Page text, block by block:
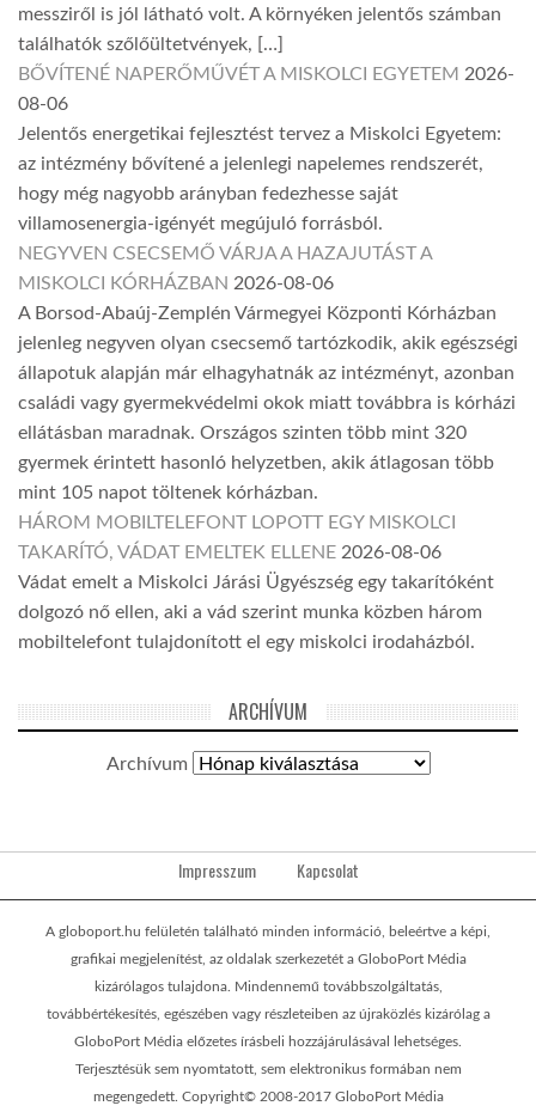
messziről is jól látható volt. A környéken jelentős számban
találhatók szőlőültetvények, […]
BŐVÍTENÉ NAPERŐMŰVÉT A MISKOLCI EGYETEM 2026-
08-06
Jelentős energetikai fejlesztést tervez a Miskolci Egyetem:
az intézmény bővítené a jelenlegi napelemes rendszerét,
hogy még nagyobb arányban fedezhesse saját
villamosenergia-igényét megújuló forrásból.
NEGYVEN CSECSEMŐ VÁRJA A HAZAJUTÁST A
MISKOLCI KÓRHÁZBAN 2026-08-06
A Borsod-Abaúj-Zemplén Vármegyei Központi Kórházban
jelenleg negyven olyan csecsemő tartózkodik, akik egészségi
állapotuk alapján már elhagyhatnák az intézményt, azonban
családi vagy gyermekvédelmi okok miatt továbbra is kórházi
ellátásban maradnak. Országos szinten több mint 320
gyermek érintett hasonló helyzetben, akik átlagosan több
mint 105 napot töltenek kórházban.
HÁROM MOBILTELEFONT LOPOTT EGY MISKOLCI
TAKARÍTÓ, VÁDAT EMELTEK ELLENE 2026-08-06
Vádat emelt a Miskolci Járási Ügyészség egy takarítóként
dolgozó nő ellen, aki a vád szerint munka közben három
mobiltelefont tulajdonított el egy miskolci irodaházból.
ARCHÍVUM
Archívum
Impresszum Kapcsolat
A globoport.hu felületén található minden információ, beleértve a képi,
grafikai megjelenítést, az oldalak szerkezetét a GloboPort Média
kizárólagos tulajdona. Mindennemű továbbszolgáltatás,
továbbértékesítés, egészében vagy részleteiben az újraközlés kizárólag a
GloboPort Média előzetes írásbeli hozzájárulásával lehetséges.
Terjesztésük sem nyomtatott, sem elektronikus formában nem
megengedett. Copyright© 2008-2017 GloboPort Média